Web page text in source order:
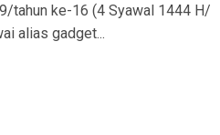
tahun ke-16 (4 Syawal 1444 H/
alias gadget...